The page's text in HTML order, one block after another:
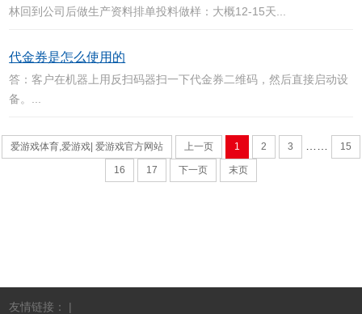
林回到公司后做生产资料排单投料做样：大概12-15天...
代金券是怎么使用的
答：客户在机器上用反扫码器扫一下代金券二维码，然后直接启动设
备。...
爱游戏体育,爱游戏| 爱游戏官方网站 上一页 1 2 3 15
16 17 下一页 末页
友情链接： |